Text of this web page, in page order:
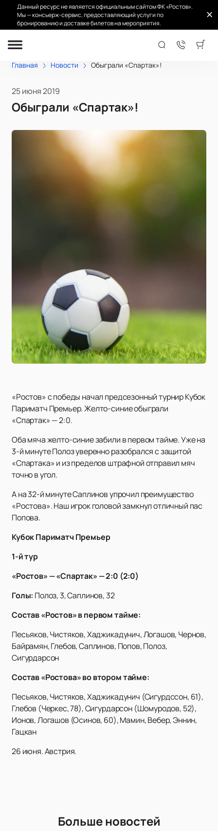
Данный ресурс не является официальным сайтом ФК «Ростов».
Мы — консьерж-сервис, предоставляющий услуги по
бронированию и доставке билетов на мероприятия.
Главная Новости Обыграли «Спартак»!
25 июня 2019
Обыграли «Спартак»!
«Ростов» с победы начал предсезонный турнир Кубок
Париматч Премьер. Желто-синие обыграли
«Спартак» — 2:0.
Оба мяча желто-синие забили в первом тайме. Уже на
3-й минуте Полоз уверенно разобрался с защитой
«Спартака» и из пределов штрафной отправил мяч
точно в угол.
А на 32-й минуте Саплинов упрочил преимущество
«Ростова». Наш игрок головой замкнул отличный пас
Попова.
Кубок Париматч Премьер
1-й тур
«Ростов» — «Спартак» — 2:0 (2:0)
Голы: Полоз, 3, Саплинов, 32
Состав «Ростов» в первом тайме:
Песьяков, Чистяков, Хаджикадунич, Логашов, Чернов,
Байрамян, Глебов, Саплинов, Попов, Полоз,
Сигурдарсон
Состав «Ростова» во втором тайме:
Песьяков, Чистяков, Хаджикадунич (Сигурдссон, 61),
Глебов (Черкес, 78), Сигурдарсон (Шомуродов, 52),
Ионов, Логашов (Осинов, 60), Мамин, Вебер, Эннин,
Гацкан
26 июня. Австрия.
Больше новостей